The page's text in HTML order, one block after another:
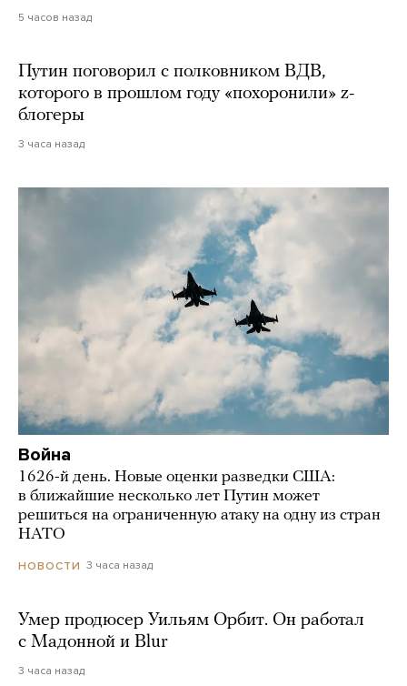
5 часов назад
Путин поговорил с полковником ВДВ,
которого в прошлом году «похоронили» z-
блогеры
3 часа назад
Война
1626-й день. Новые оценки разведки США:
в ближайшие несколько лет Путин может
решиться на ограниченную атаку на одну из стран
НАТО
НОВОСТИ 3 часа назад
Умер продюсер Уильям Орбит. Он работал
с Мадонной и Blur
3 часа назад